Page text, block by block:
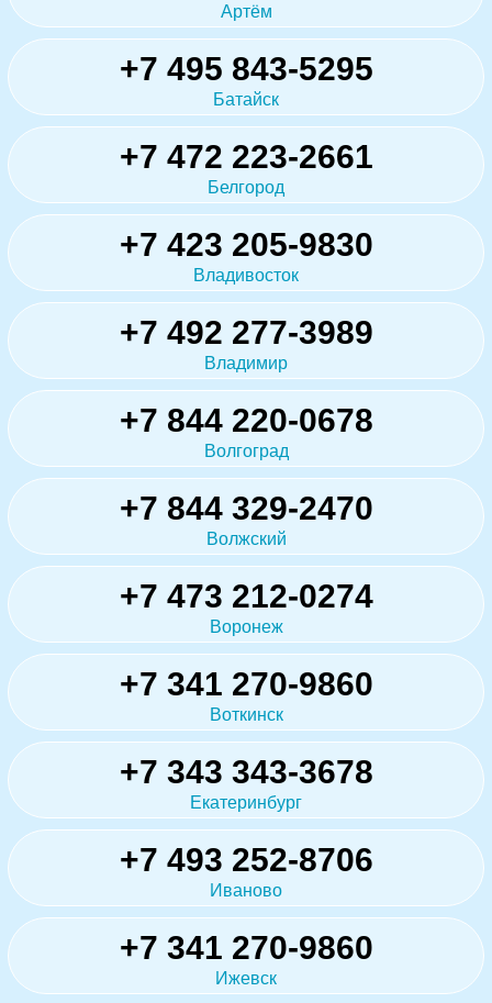
Артём
+7 495 843-5295
Батайск
+7 472 223-2661
Белгород
+7 423 205-9830
Владивосток
+7 492 277-3989
Владимир
+7 844 220-0678
Волгоград
+7 844 329-2470
Волжский
+7 473 212-0274
Воронеж
+7 341 270-9860
Воткинск
+7 343 343-3678
Екатеринбург
+7 493 252-8706
Иваново
+7 341 270-9860
Ижевск